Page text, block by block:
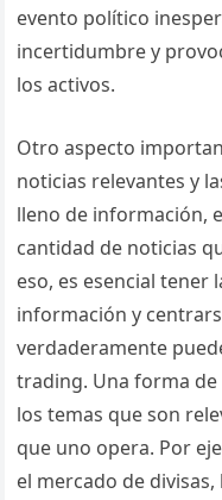
evento político
incertidumbre y
los activos.
Otro aspecto
noticias relevantes y
lleno de información,
cantidad de noticias
eso, es esencial tener
información y
verdaderamente
trading. Una forma
los temas que son
que uno opera. Por
el mercado de